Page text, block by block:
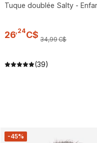
Tuque doublée Salty -
26 24C$ 34,99C$
(39)
-45%